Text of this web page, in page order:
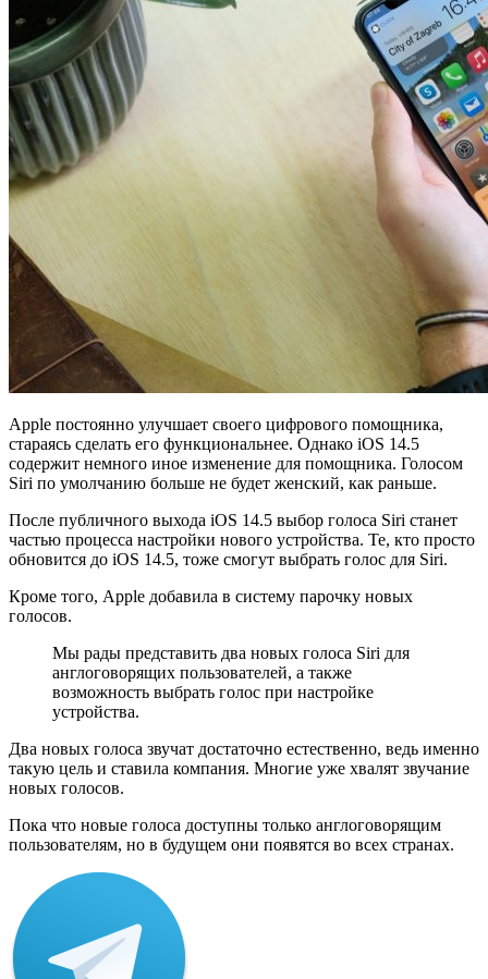
Apple постоянно улучшает своего цифрового помощника,
стараясь сделать его функциональнее. Однако iOS 14.5
содержит немного иное изменение для помощника. Голосом
Siri по умолчанию больше не будет женский, как раньше.
После публичного выхода iOS 14.5 выбор голоса Siri станет
частью процесса настройки нового устройства. Те, кто просто
обновится до iOS 14.5, тоже смогут выбрать голос для Siri.
Кроме того, Apple добавила в систему парочку новых
голосов.
Мы рады представить два новых голоса Siri для
англоговорящих пользователей, а также
возможность выбрать голос при настройке
устройства.
Два новых голоса звучат достаточно естественно, ведь именно
такую цель и ставила компания. Многие уже хвалят звучание
новых голосов.
Пока что новые голоса доступны только англоговорящим
пользователям, но в будущем они появятся во всех странах.